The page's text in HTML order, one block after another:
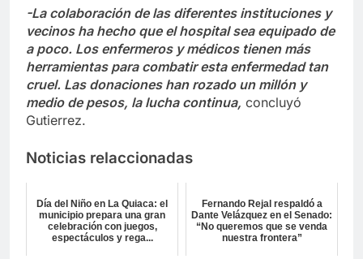
-La colaboración de las diferentes instituciones y
vecinos ha hecho que el hospital sea equipado de
a poco. Los enfermeros y médicos tienen más
herramientas para combatir esta enfermedad tan
cruel. Las donaciones han rozado un millón y
medio de pesos, la lucha continua, concluyó
Gutierrez.
Noticias relaccionadas
Día del Niño en La Quiaca: el
municipio prepara una gran
celebración con juegos,
espectáculos y rega...
Fernando Rejal respaldó a
Dante Velázquez en el Senado:
“No queremos que se venda
nuestra frontera”